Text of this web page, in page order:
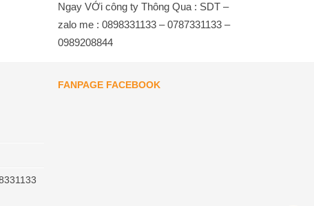
Ngay VỚi công ty Thông Qua : SDT –
zalo me : 0898331133 – 0787331133 –
0989208844
FANPAGE FACEBOOK